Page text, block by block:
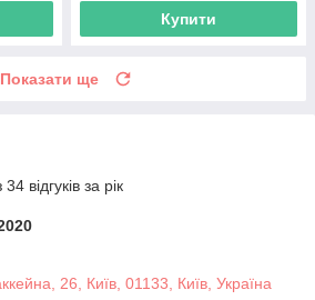
Купити
Показати ще
відгуків за рік
26, Київ, 01133, Київ, Україна